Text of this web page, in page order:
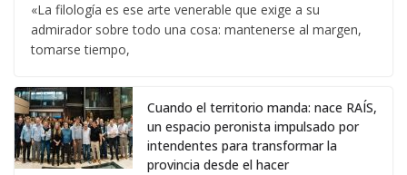
«La filología es ese arte venerable que exige a su
admirador sobre todo una cosa: mantenerse al margen,
tomarse tiempo,
Cuando el territorio manda: nace RAÍS,
un espacio peronista impulsado por
intendentes para transformar la
provincia desde el hacer